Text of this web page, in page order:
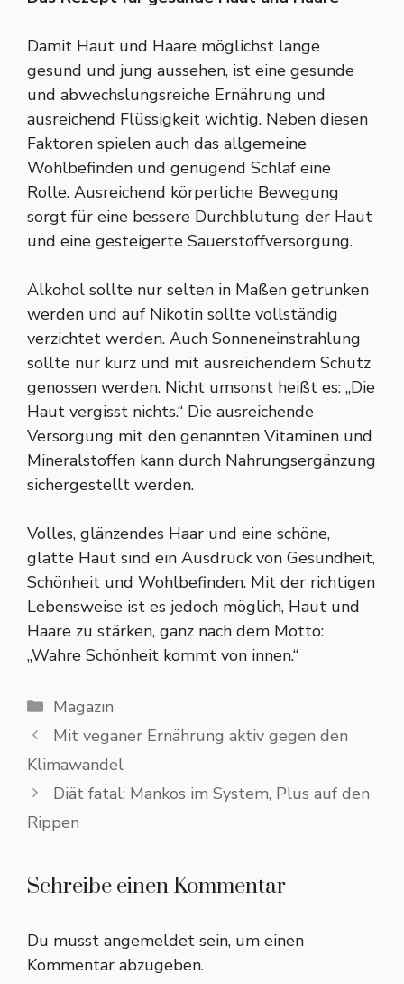
Damit Haut und Haare möglichst lange
gesund und jung aussehen, ist eine gesunde
und abwechslungsreiche Ernährung und
ausreichend Flüssigkeit wichtig. Neben diesen
Faktoren spielen auch das allgemeine
Wohlbefinden und genügend Schlaf eine
Rolle. Ausreichend körperliche Bewegung
sorgt für eine bessere Durchblutung der Haut
und eine gesteigerte Sauerstoffversorgung.
Alkohol sollte nur selten in Maßen getrunken
werden und auf Nikotin sollte vollständig
verzichtet werden. Auch Sonneneinstrahlung
sollte nur kurz und mit ausreichendem Schutz
genossen werden. Nicht umsonst heißt es: „Die
Haut vergisst nichts.“ Die ausreichende
Versorgung mit den genannten Vitaminen und
Mineralstoffen kann durch Nahrungsergänzung
sichergestellt werden.
Volles, glänzendes Haar und eine schöne,
glatte Haut sind ein Ausdruck von Gesundheit,
Schönheit und Wohlbefinden. Mit der richtigen
Lebensweise ist es jedoch möglich, Haut und
Haare zu stärken, ganz nach dem Motto:
„Wahre Schönheit kommt von innen.“
Kategorien
Magazin
Mit veganer Ernährung aktiv gegen den
Klimawandel
Diät fatal: Mankos im System, Plus auf den
Rippen
Schreibe einen Kommentar
Du musst angemeldet sein, um einen
Kommentar abzugeben.